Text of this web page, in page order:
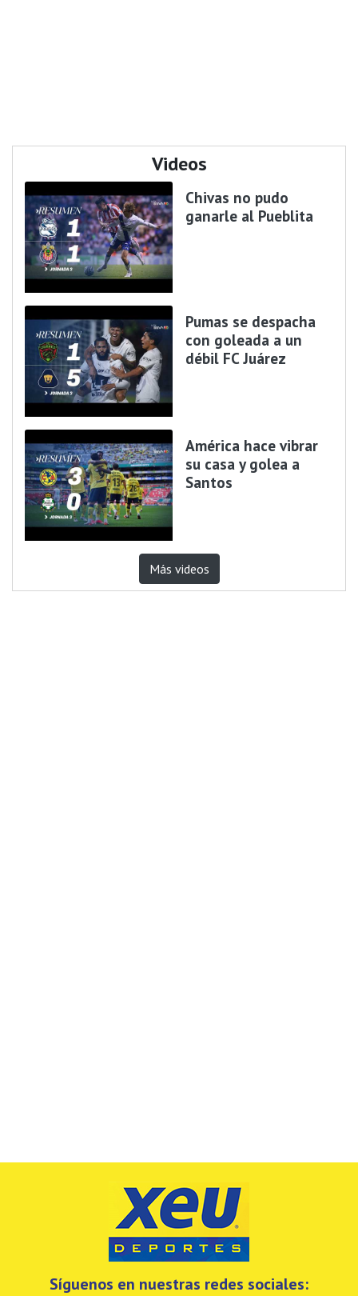
Videos
Chivas no pudo
ganarle al Pueblita
Pumas se despacha
con goleada a un
débil FC Juárez
América hace vibrar
su casa y golea a
Santos
Más videos
Síguenos en nuestras redes sociales: